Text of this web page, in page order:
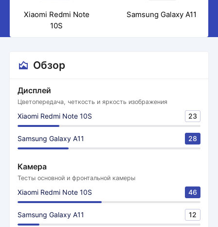
Xiaomi Redmi Note
10S
Samsung Galaxy A11
Обзор
Дисплей
Цветопередача, четкость и яркость изображения
Xiaomi Redmi Note 10S 23
Samsung Galaxy A11 28
Камера
Тесты основной и фронтальной камеры
Xiaomi Redmi Note 10S 46
Samsung Galaxy A11 12